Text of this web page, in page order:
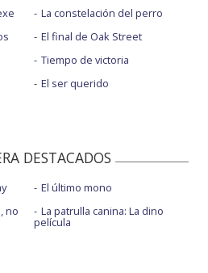
La constelación del perro
El final de Oak Street
Tiempo de victoria
El ser querido
DESTACADOS
no
El último mono
La patrulla canina: La dino
película